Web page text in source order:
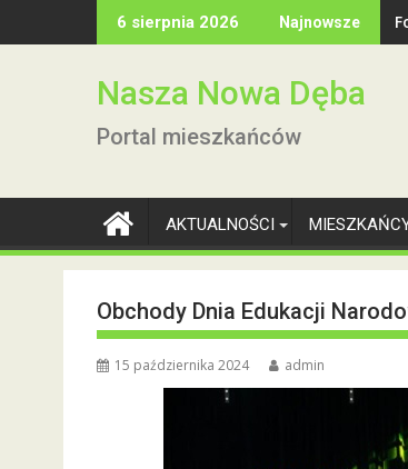
to
6 sierpnia 2026 Najnowsze
Nasza Nowa Dęba
Portal mieszkańców
AKTUALNOŚCI
Obchody Dnia Edukacji
15 października 2024 admin